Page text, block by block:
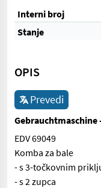
Interni broj
Stanje
OPIS
Prevedi
EDV 69049
Komba za bale
- s 3-točkovnim
- s 2 zupca